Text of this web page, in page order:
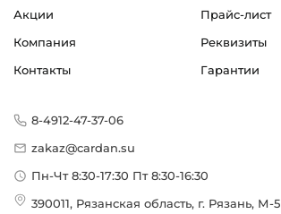
PTO 40
Акции
Прайс-лист
Компания
Реквизиты
Контакты
Гарантии
8-4912-47-37-06
zakaz@cardan.su
Пн-Чт 8:30-17:30 Пт 8:30-16:30
390011, Рязанская область, г. Рязань, М-5